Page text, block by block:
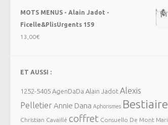
MOTS MENUS - Alain Jadot -
Ficelle&PlisUrgents 159
13,00€
ET AUSSI :
1252-5405 AgenDaDa Alain Jadot Alexis
PelletierAnnie Dana Aphorismes Bestiaire
Christian Cavaillé coffret Consuello De Mont